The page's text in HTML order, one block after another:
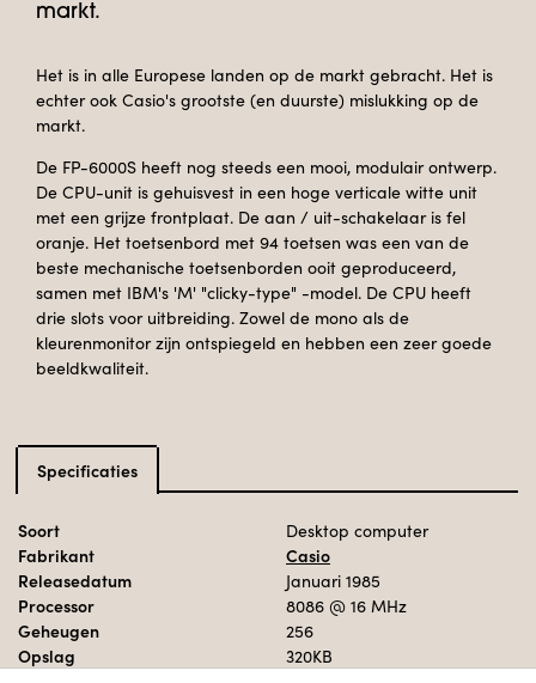
markt.
Het is in alle Europese landen op de markt gebracht. Het is
echter ook Casio's grootste (en duurste) mislukking op de
markt.
De FP-6000S heeft nog steeds een mooi, modulair ontwerp.
De CPU-unit is gehuisvest in een hoge verticale witte unit
met een grijze frontplaat. De aan / uit-schakelaar is fel
oranje. Het toetsenbord met 94 toetsen was een van de
beste mechanische toetsenborden ooit geproduceerd,
samen met IBM's 'M' "clicky-type" -model. De CPU heeft
drie slots voor uitbreiding. Zowel de mono als de
kleurenmonitor zijn ontspiegeld en hebben een zeer goede
beeldkwaliteit.
Specificaties
Soort Desktop computer
Fabrikant
Casio
Releasedatum
Januari 1985
Processor 8086 @ 16 MHz
Geheugen 256
Opslag 320KB